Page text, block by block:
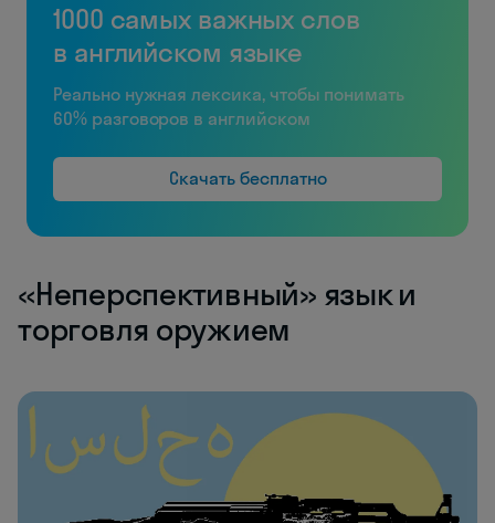
1000 самых важных слов
в английском языке
Реально нужная лексика, чтобы понимать
60% разговоров в английском
Скачать бесплатно
«Неперспективный» язык и
торговля оружием